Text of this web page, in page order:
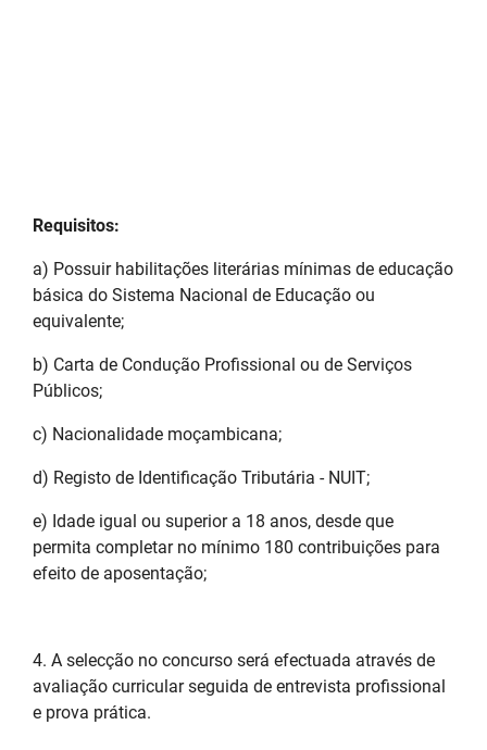
Requisitos:
a) Possuir habilitações literárias mínimas de educação
básica do Sistema Nacional de Educação ou
equivalente;
b) Carta de Condução Profissional ou de Serviços
Públicos;
c) Nacionalidade moçambicana;
d) Registo de Identificação Tributária - NUIT;
e) Idade igual ou superior a 18 anos, desde que
permita completar no mínimo 180 contribuições para
efeito de aposentação;
4. A selecção no concurso será efectuada através de
avaliação curricular seguida de entrevista profissional
e prova prática.